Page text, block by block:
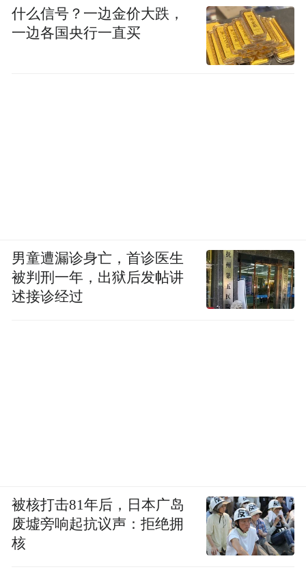
什么信号？一边金价大跌，
一边各国央行一直买
男童遭漏诊身亡，首诊医生
被判刑一年，出狱后发帖讲
述接诊经过
被核打击81年后，日本广岛
废墟旁响起抗议声：拒绝拥
核